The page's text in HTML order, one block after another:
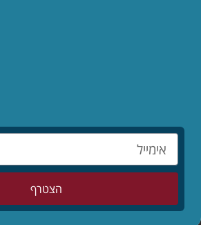
מאמרים אחרונים
הילדים לפני הכול – סיפורו המופלא של יאנוש
קורצ'אק
הצטרף